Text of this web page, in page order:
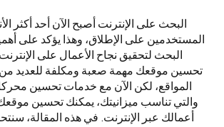
البحث على الإنترنت أصبح الآن أحد أكثر
المستخدمين على الإطلاق، وهذا يؤكد على
البحث لتحقيق نجاح الأعمال على
تحسين موقعك مهمة صعبة ومكلفة للعديد
المواقع، لكن الآن مع خدمات تحسين
والتي تناسب ميزانيتك، يمكنك تحسين
أعمالك عبر الإنترنت. في هذه المقالة،